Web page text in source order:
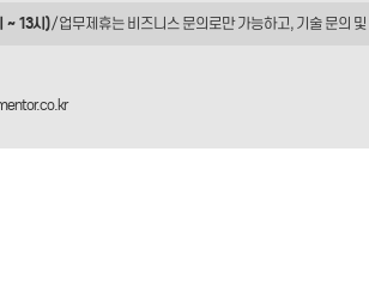
~ 13시)/ 업무제휴는 비즈니스 문의 로만 가능하고, 기술 문의